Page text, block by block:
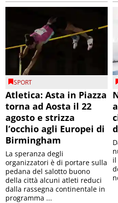
SPORT
Atletica: Asta in Piazza
torna ad Aosta il 22
agosto e strizza
l’occhio agli Europei di
Birmingham
La speranza degli
organizzatori è di portare sulla
pedana del salotto buono
della città alcuni atleti reduci
dalla rassegna continentale in
programma ...
il